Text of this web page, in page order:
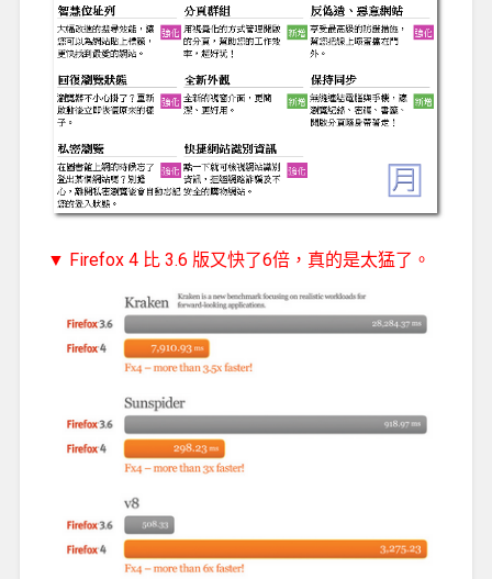
▼ Firefox 4 比 3.6 版又快了6倍，真的是太猛了。